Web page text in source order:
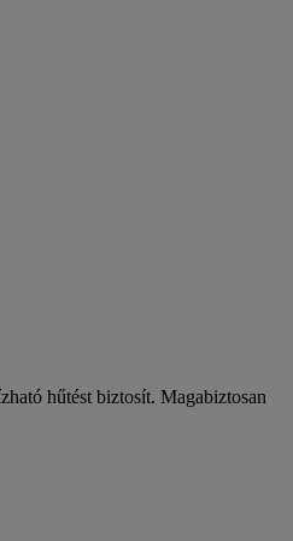
hűtést biztosít. Magabiztosan